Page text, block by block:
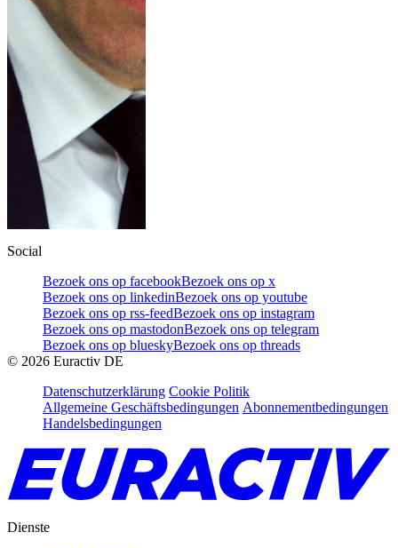
Social
Bezoek ons op facebookBezoek ons op x
Bezoek ons op linkedinBezoek ons op youtube
Bezoek ons op rss-feedBezoek ons op instagram
Bezoek ons op mastodonBezoek ons op telegram
Bezoek ons op blueskyBezoek ons op threads
© 2026 Euractiv DE
Datenschutzerklärung Cookie Politik
Allgemeine Geschäftsbedingungen Abonnementbedingungen
Handelsbedingungen
Dienste